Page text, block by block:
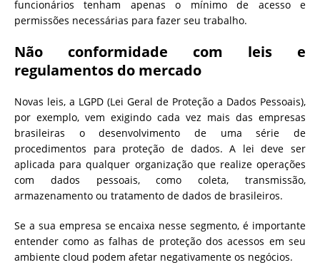
funcionários tenham apenas o mínimo de acesso e
permissões necessárias para fazer seu trabalho.
Não conformidade com leis e
regulamentos do mercado
Novas leis, a LGPD (Lei Geral de Proteção a Dados Pessoais),
por exemplo, vem exigindo cada vez mais das empresas
brasileiras o desenvolvimento de uma série de
procedimentos para proteção de dados. A lei deve ser
aplicada para qualquer organização que realize operações
com dados pessoais, como coleta, transmissão,
armazenamento ou tratamento de dados de brasileiros.
Se a sua empresa se encaixa nesse segmento, é importante
entender como as falhas de proteção dos acessos em seu
ambiente cloud podem afetar negativamente os negócios.